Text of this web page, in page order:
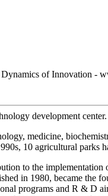
of Innovation -
development center.
medicine,
10 agricultural parks
to the
in 1980, became the
programs and R & D